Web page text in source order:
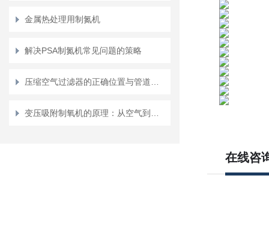
金属热处理用制氮机
解决PSA制氮机常见问题的策略
在线咨